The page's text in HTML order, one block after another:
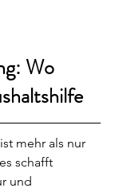
Wo
mehr als nur
schafft
und